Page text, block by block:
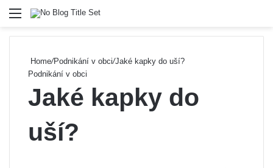
Menu
Home/Podnikání v obci/Jaké kapky do uší?
Podnikání v obci
Jaké kapky do
uší?